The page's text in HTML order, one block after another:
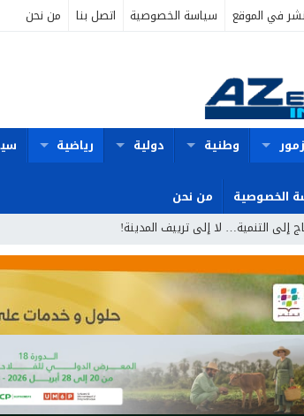
في الموقع سياسة الخصوصية اتصل بنا من نحن
وطنية دولية رياضية
الخصوصية
من نحن
إلى التنمية… لا إلى ترييف المدينة!